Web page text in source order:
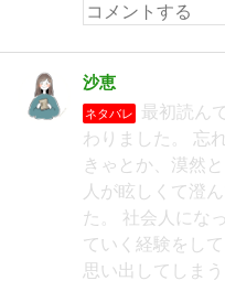
沙恵
ネタバレ
最初読ん
わりました。 忘
きゃとか、漠然
人が眩しくて澄
た。 社会人にな
ていく経験をし
思い出してしま